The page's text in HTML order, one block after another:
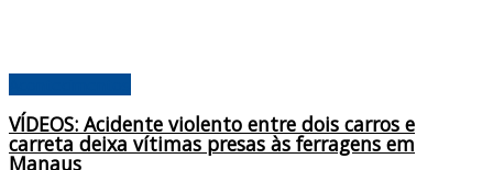
VÍDEOS: Acidente violento entre dois carros e
carreta deixa vítimas presas às ferragens em
Manaus